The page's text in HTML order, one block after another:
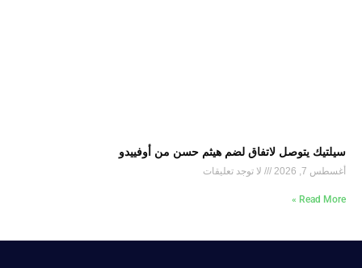
سيلتيك يتوصل لاتفاق لضم هيثم حسن من أوفييدو
أغسطس 7, 2026 لا توجد تعليقات
Read More »